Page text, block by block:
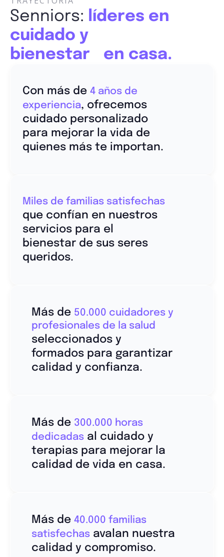
Senniors: líderes en
cuidado y
bienestar en casa.
Con más de 4 años de
experiencia, ofrecemos
cuidado personalizado
para mejorar la vida de
quienes más te importan.
Miles de familias satisfechas
que confían en nuestros
servicios para el
bienestar de sus seres
queridos.
Más de 50.000 cuidadores y
profesionales de la salud
seleccionados y
formados para garantizar
calidad y confianza.
Más de 300.000 horas
dedicadasal cuidado y
terapias para mejorar la
calidad de vida en casa.
Más de 40.000 familias
satisfechasavalan nuestra
calidad y compromiso.